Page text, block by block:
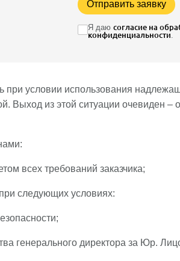
Отправить заявку
Я даюсогласие на
конфиденциальности
условии использования
Выход из этой ситуации очевиден
всех требований заказчика;
следующих условиях:
генерального директора за Юр.